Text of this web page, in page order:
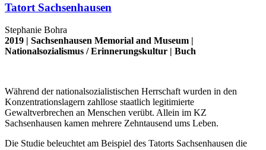
Tatort Sachsenhausen
Stephanie Bohra
2019 | Sachsenhausen Memorial and Museum |
Nationalsozialismus /Erinnerungskultur | Buch
Während der nationalsozialistischen Herrschaft wurden in den
Konzentrationslagern zahllose staatlich legitimierte
Gewaltverbrechen an Menschen verübt. Allein im KZ
Sachsenhausen kamen mehrere Zehntausend ums Leben.
Die Studie beleuchtet am Beispiel des Tatorts Sachsenhausen die